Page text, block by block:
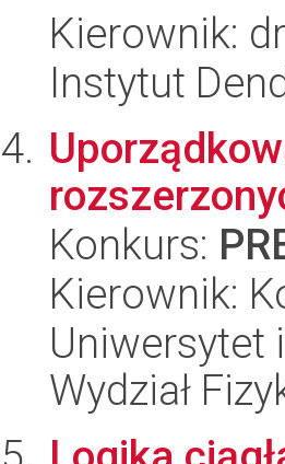
Kierownik:
Instytut
Konkurs:
Kierownik:
Uniwersytet
Wydział